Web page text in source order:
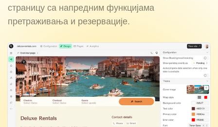
страницу са напредним функцијама
претраживања и резервације.